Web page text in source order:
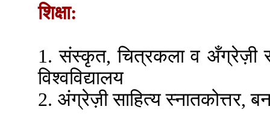
शिक्षा:
1. संस्कृत, चित्रकला व अँग्रेज़ी
विश्वविद्यालय
2. अंग्रेज़ी साहित्य स्नातकोत्तर,